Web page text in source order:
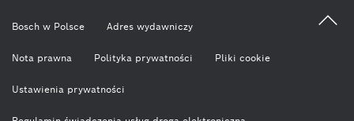
Bosch w Polsce Adres wydawniczy
Nota prawna Polityka prywatności Pliki cookie
Ustawienia prywatności